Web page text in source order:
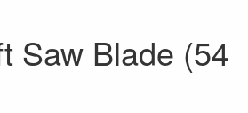
Saw Blade (54